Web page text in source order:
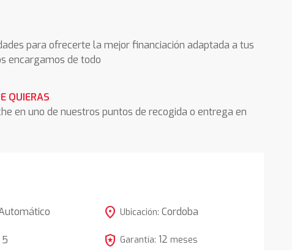
para ofrecerte la mejor financiación adaptada a tus
encargamos de todo
QUIERAS
en uno de nuestros puntos de recogida o entrega en
5
location_on Ubicación: Cordoba
local_police Garantía: 12 meses